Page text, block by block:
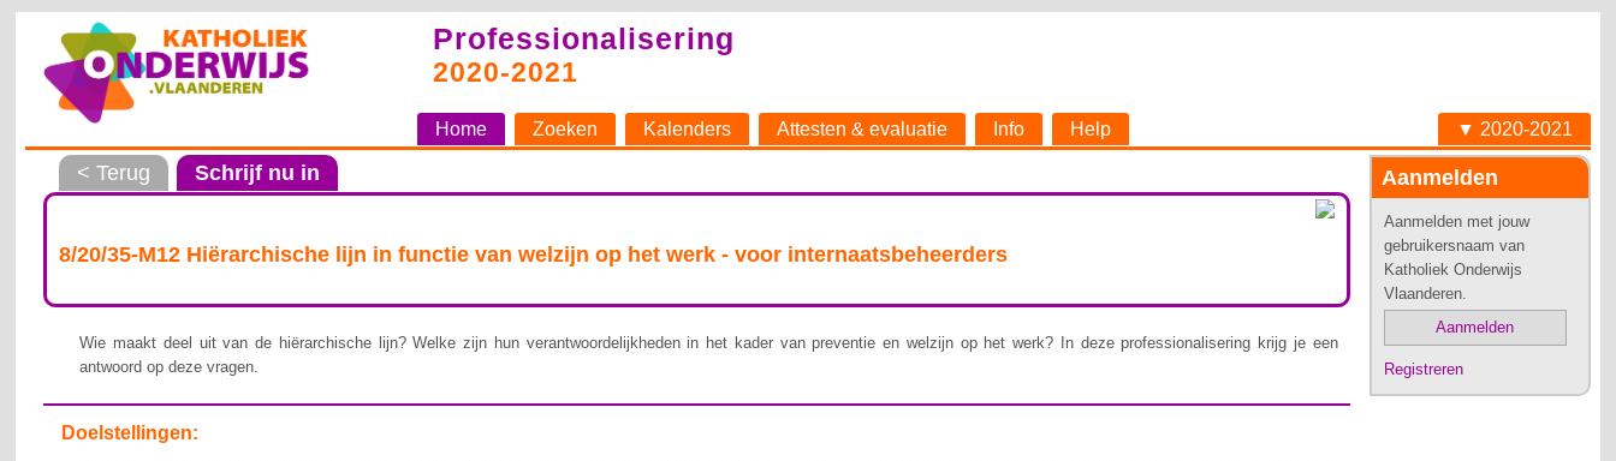
Professionalisering
2020-2021
Home Zoeken Kalenders Attesten & evaluatie Info Help ▼ 2020-2021
Aanmelden
Aanmelden met jouw
gebruikersnaam van
Katholiek Onderwijs
Vlaanderen.
Aanmelden
Registreren
< Terug Schrijf nu in
8/20/35-M12 Hiërarchische lijn in functie van welzijn op het werk - voor internaatsbeheerders
Wie maakt deel uit van de hiërarchische lijn? Welke zijn hun verantwoordelijkheden in het kader van preventie en welzijn op het werk? In deze professionalisering krijg je een
antwoord op deze vragen.
Doelstellingen: